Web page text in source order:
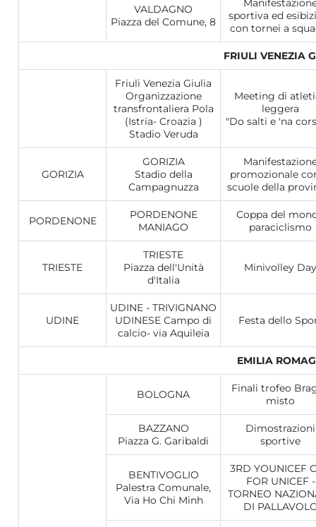
VALDAGNO
Piazza del Comune, 8
sportiva ed
con tornei a
FRIULI VENEZIA
Friuli Venezia Giulia
Organizzazione
transfrontaliera Pola
(Istria- Croazia )
Stadio Veruda
Meeting di
leggera
"Do salti e 'na
GORIZIA
GORIZIA
Stadio della
Campagnuzza
promozionale
scuole della
PORDENONE
PORDENONE
MANIAGO
Coppa del
paraciclismo
TRIESTE
TRIESTE
Piazza dell'Unità
d'Italia
Minivolley Day
UDINE
UDINE - TRIVIGNANO
UDINESE Campo di
calcio- via Aquileia
Festa dello
EMILIA
BOLOGNA
Finali trofeo
misto
BAZZANO
Piazza G. Garibaldi
Dimostrazioni
sportive
BENTIVOGLIO
Palestra Comunale,
Via Ho Chi Minh
3RD YOUNICEF
FOR UNICEF -
TORNEO
DI